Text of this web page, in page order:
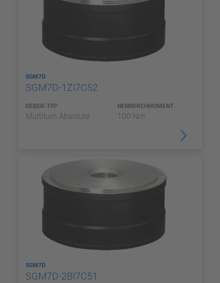
SGM7D
SGM7D-1ZI7C52
GEBER-TYP
Multiturn Absolute
NENNDREHMOMENT
100 Nm
SGM7D
SGM7D-2BI7C51